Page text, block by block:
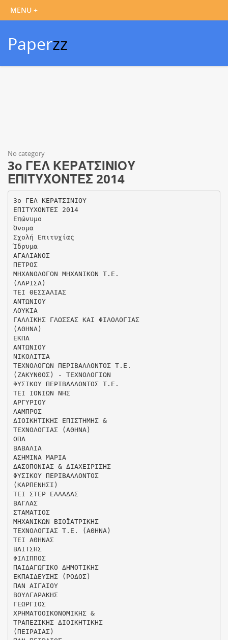
Paperzz
No category
3ο ΓΕΛ ΚΕΡΑΤΣΙΝΙΟΥ
ΕΠΙΤΥΧΟΝΤΕΣ 2014
3ο ΓΕΛ ΚΕΡΑΤΣΙΝΙΟΥ
ΕΠΙΤΥΧΟΝΤΕΣ 2014
Επώνυμο
Όνομα
Σχολή Επιτυχίας
Ίδρυμα
ΑΓΑΛΙΑΝΟΣ
ΠΕΤΡΟΣ
ΜΗΧΑΝΟΛΟΓΩΝ ΜΗΧΑΝΙΚΩΝ Τ.Ε.
(ΛΑΡΙΣΑ)
ΤΕΙ ΘΕΣΣΑΛΙΑΣ
ΑΝΤΩΝΙΟΥ
ΛΟΥΚΙΑ
ΓΑΛΛΙΚΗΣ ΓΛΩΣΣΑΣ ΚΑΙ ΦΙΛΟΛΟΓΙΑΣ
(ΑΘΗΝΑ)
ΕΚΠΑ
ΑΝΤΩΝΙΟΥ
ΝΙΚΟΛΙΤΣΑ
ΤΕΧΝΟΛΟΓΩΝ ΠΕΡΙΒΑΛΛΟΝΤΟΣ Τ.Ε.
(ΖΑΚΥΝΘΟΣ) - ΤΕΧΝΟΛΟΓΙΩΝ
ΦΥΣΙΚΟΥ ΠΕΡΙΒΑΛΛΟΝΤΟΣ Τ.Ε.
ΤΕΙ ΙΟΝΙΩΝ ΝΗΣ
ΑΡΓΥΡΙΟΥ
ΛΑΜΠΡΟΣ
ΔΙΟΙΚΗΤΙΚΗΣ ΕΠΙΣΤΗΜΗΣ &
ΤΕΧΝΟΛΟΓΙΑΣ (ΑΘΗΝΑ)
ΟΠΑ
ΒΑΒΑΛΙΑ
ΑΣΗΜΙΝΑ ΜΑΡΙΑ
ΔΑΣΟΠΟΝΙΑΣ & ΔΙΑΧΕΙΡΙΣΗΣ
ΦΥΣΙΚΟΥ ΠΕΡΙΒΑΛΛΟΝΤΟΣ
(ΚΑΡΠΕΝΗΣΙ)
ΤΕΙ ΣΤΕΡ ΕΛΛΑΔΑΣ
ΒΑΓΛΑΣ
ΣΤΑΜΑΤΙΟΣ
ΜΗΧΑΝΙΚΩΝ ΒΙΟΪΑΤΡΙΚΗΣ
ΤΕΧΝΟΛΟΓΙΑΣ Τ.Ε. (ΑΘΗΝΑ)
ΤΕΙ ΑΘΗΝΑΣ
ΒΑΙΤΣΗΣ
ΦΙΛΙΠΠΟΣ
ΠΑΙΔΑΓΩΓΙΚΟ ΔΗΜΟΤΙΚΗΣ
ΕΚΠΑΙΔΕΥΣΗΣ (ΡΟΔΟΣ)
ΠΑΝ ΑΙΓΑΙΟΥ
ΒΟΥΛΓΑΡΑΚΗΣ
ΓΕΩΡΓΙΟΣ
ΧΡΗΜΑΤΟΟΙΚΟΝΟΜΙΚΗΣ &
ΤΡΑΠΕΖΙΚΗΣ ΔΙΟΙΚΗΤΙΚΗΣ
(ΠΕΙΡΑΙΑΣ)